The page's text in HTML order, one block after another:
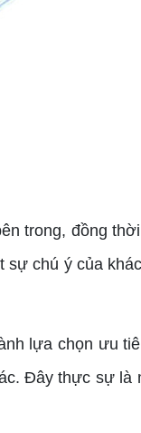
trong, đồng
chú ý của
lựa chọn ưu
Đây thực sự là